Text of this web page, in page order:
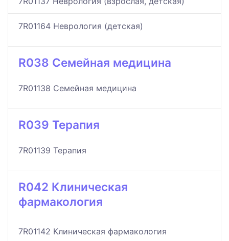
7R01164 Неврология (детская)
R038 Семейная медицина
7R01138 Семейная медицина
R039 Терапия
7R01139 Терапия
R042 Клиническая
фармакология
7R01142 Клиническая фармакология